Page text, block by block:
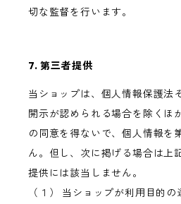
切な監督を行います。
7. 第三者提供
当ショップは、個人情報保護法
開示が認められる場合を除くほ
の同意を得ないで、個人情報を
ん。但し、次に掲げる場合は上
提供には該当しません。
（１） 当ショップが利用目的